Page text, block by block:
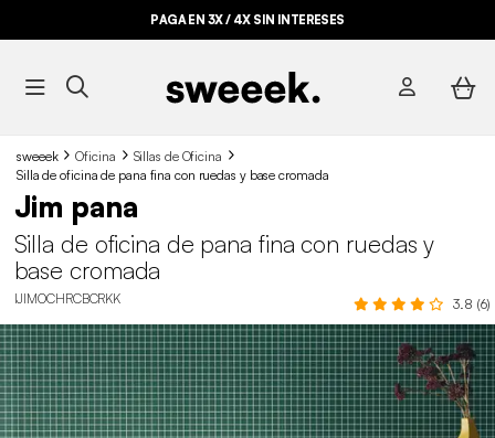
PAGA EN 3X / 4X SIN INTERESES
sweeek Oficina
Sillas de Oficina
Silla de oficina de pana fina con ruedas y base cromada
Jim pana
Silla de oficina de pana fina con ruedas y
base cromada
IJIMOCHRCBCRKK 3.8 (6)